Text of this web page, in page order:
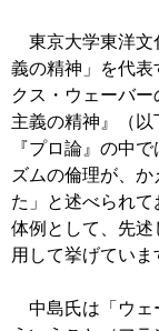
東京大学東洋文
義の精神」を代
クス・ウェーバ
主義の精神』（以
『プロ論』の中
ズムの倫理が、
た」と述べられ
体例として、先述
用して挙げていま
中島氏は「ウェ